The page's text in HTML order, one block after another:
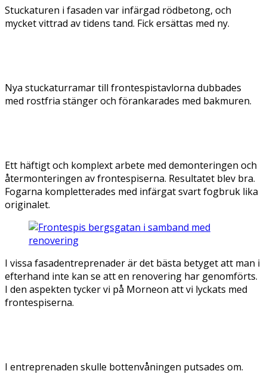
Stuckaturen i fasaden var infärgad rödbetong, och
mycket vittrad av tidens tand. Fick ersättas med ny.
Nya stuckaturramar till frontespistavlorna dubbades
med rostfria stänger och förankarades med bakmuren.
Ett häftigt och komplext arbete med demonteringen och
återmonteringen av frontespiserna. Resultatet blev bra.
Fogarna kompletterades med infärgat svart fogbruk lika
originalet.
I vissa fasadentreprenader är det bästa betyget att man i
efterhand inte kan se att en renovering har genomförts.
I den aspekten tycker vi på Morneon att vi lyckats med
frontespiserna.
I entreprenaden skulle bottenvåningen putsades om.